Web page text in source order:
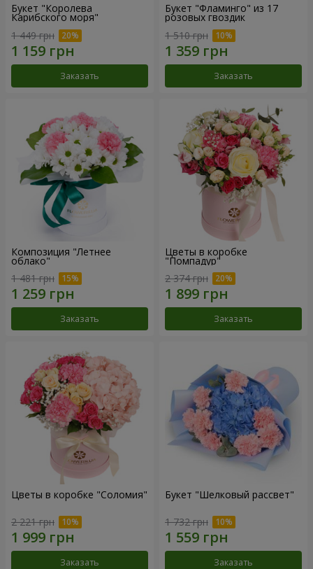
Букет "Королева
Карибского моря"
1 449 грн
Заказать
Букет "Фламинго" из 17
розовых гвоздик
1 510 грн
Заказать
Композиция "Летнее
облако"
1 481 грн
Заказать
Цветы в коробке
"Помпадур"
2 374 грн
Заказать
Цветы в коробке "Соломия"
2 221 грн
Заказать
Букет "Шелковый рассвет"
1 732 грн
Заказать